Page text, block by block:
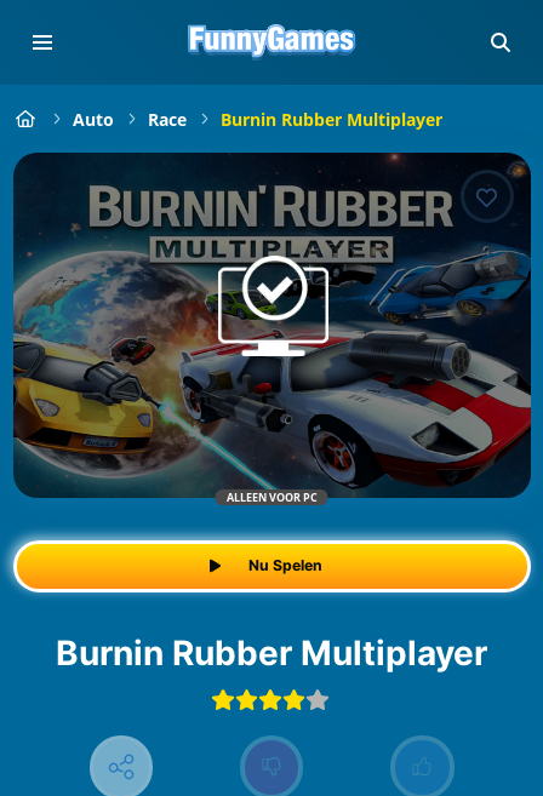
Auto Race Burnin Rubber Multiplayer
ALLEEN VOOR PC
Nu Spelen
Burnin Rubber Multiplayer